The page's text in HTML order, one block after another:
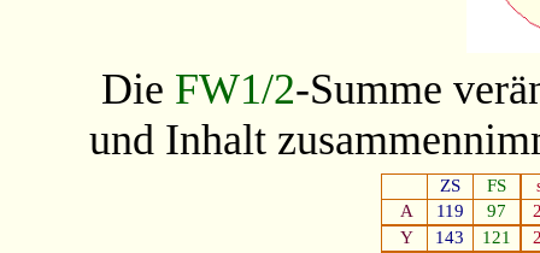
Die FW1/2-Summe
und Inhalt
ZS FS
A
119 97
Y
143 121